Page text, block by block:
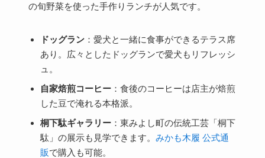
の旬野菜を使った手作りランチが人気です。
ドッグラン ：愛犬と一緒に食事ができるテラス席
あり。広々としたドッグランで愛犬もリフレッシ
ュ。
自家焙煎コーヒー ：食後のコーヒーは店主が焙煎
した豆で淹れる本格派。
桐下駄ギャラリー ：東みよし町の伝統工芸「桐下
駄」の展示も見学できます。 みかも木履 公式通
販で購入も可能。